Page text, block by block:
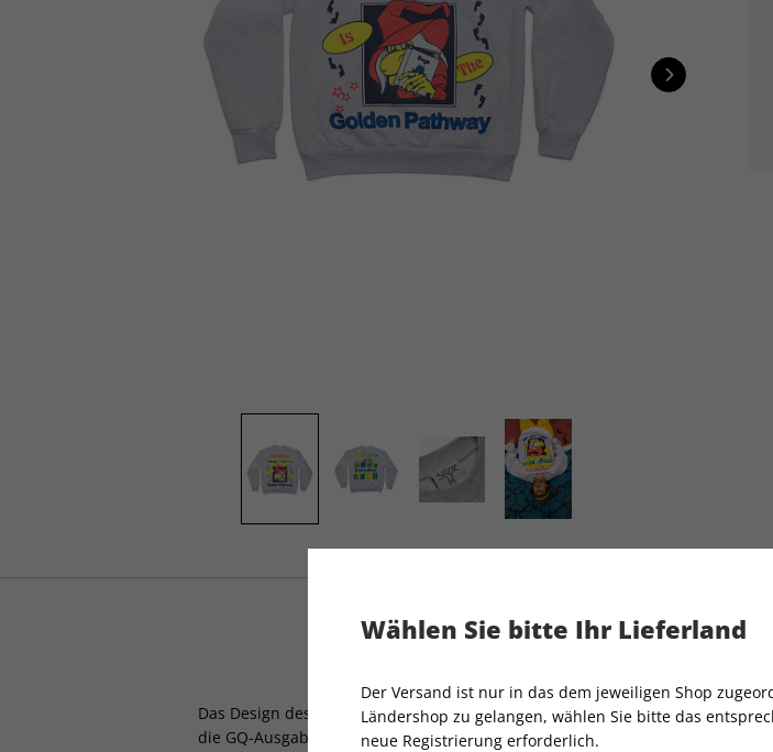
GQ x Online Ceramics
Das Design des Sweatshirts wurde vonOnline Ceramicsexklusiv für
die GQ-Ausgabe "Creativity in Quarantine" entworfen.
Wählen Sie bitte Ihr Lieferland
Der Versand ist nur in das dem jeweiligen Shop
Ländershop zu gelangen, wählen Sie bitte das
neue Registrierung erforderlich.